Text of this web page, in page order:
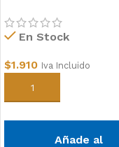
En Stock
$1.910 Iva Incluido
Añadir al carrito
Añade al